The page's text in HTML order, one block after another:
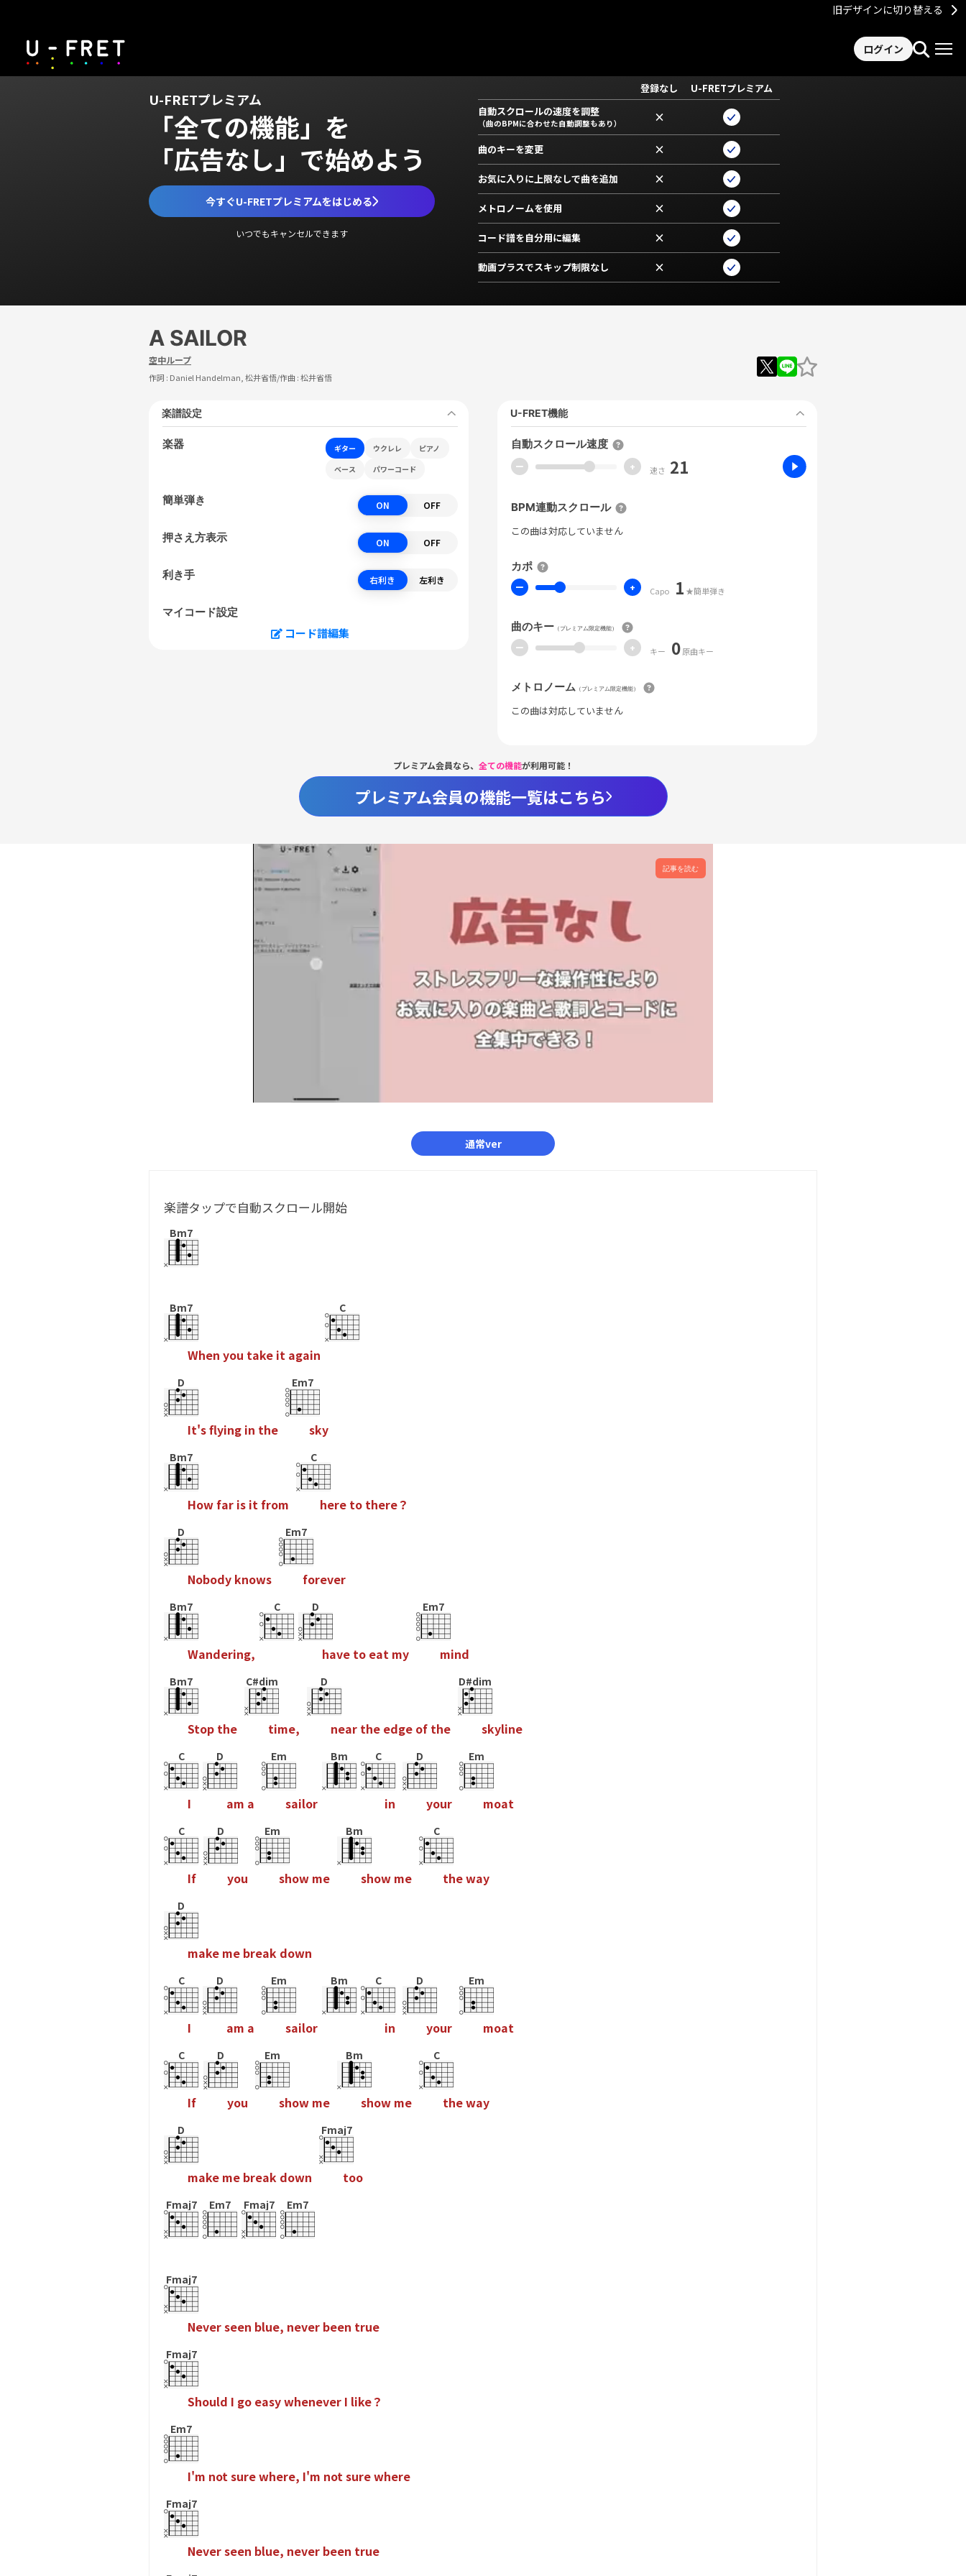
旧デザインに切り替える
ログイン
U-FRETプレミアム
「全ての機能」を
「広告なし」で始めよう
今すぐU-FRETプレミアムをはじめる
いつでもキャンセルできます
登録なし
U-FRETプレミアム
自動スクロールの速度を調整
（曲のBPMに合わせた自動調整もあり） ×
曲のキーを変更 ×
お気に入りに上限なしで曲を追加 ×
メトロノームを使用 ×
コード譜を自分用に編集 ×
動画プラスでスキップ制限なし ×
A SAILOR
空中ループ
作詞 : Daniel Handelman, 松井省悟/作曲 :松井省悟
楽譜設定
楽器 ギター ウクレレ
ピアノ
ベース
パワーコード
簡単弾き ON OFF
押さえ方表示 ON OFF
利き手 右利き 左利き
マイコード設定
コード譜編集
U-FRET機能
自動スクロール速度
ー + 速さ 21
BPM連動スクロール
この曲は対応していません
カポ
ー + Capo 1 ★簡単弾き
曲のキー （プレミアム限定機能）
ー + キー 0原曲キー
メトロノーム （プレミアム限定機能）
この曲は対応していません
プレミアム会員なら、 全ての機能が利用可能！
プレミアム会員の機能一覧はこちら
記事を読む
通常ver
楽譜タップで自動スクロール開始
Bm7
Bm7
When you take it again
C
D
It'sfying in the
Em7
sky
Bm7
Howfar is itfrom
C
here to there？
D
Nobody knows
Em7
forever
Bm7
Wandering,
C D
have to eat my
Em7
mind
Bm7
Stop the
C#dim
time,
D
near the edge of the
D#dim
skyline
C
I
D
am a
Em
sailor
Bm C
in
D
your
Em
moat
C
If
D
you
Em
show me
Bm
show me
C
theway
D
make me break down
C
I
D
am a
Em
sailor
Bm C
in
D
your
Em
moat
C
If
D
you
Em
show me
Bm
show me
C
theway
D
make me break down
Fmaj7
too
Fmaj7 Em7 Fmaj7 Em7
Fmaj7
Neverseen blue, never been true
Fmaj7
Should I go easywhenever I like？
Em7
I'm notsurewhere, I'm notsurewhere
Fmaj7
Neverseen blue, never been true